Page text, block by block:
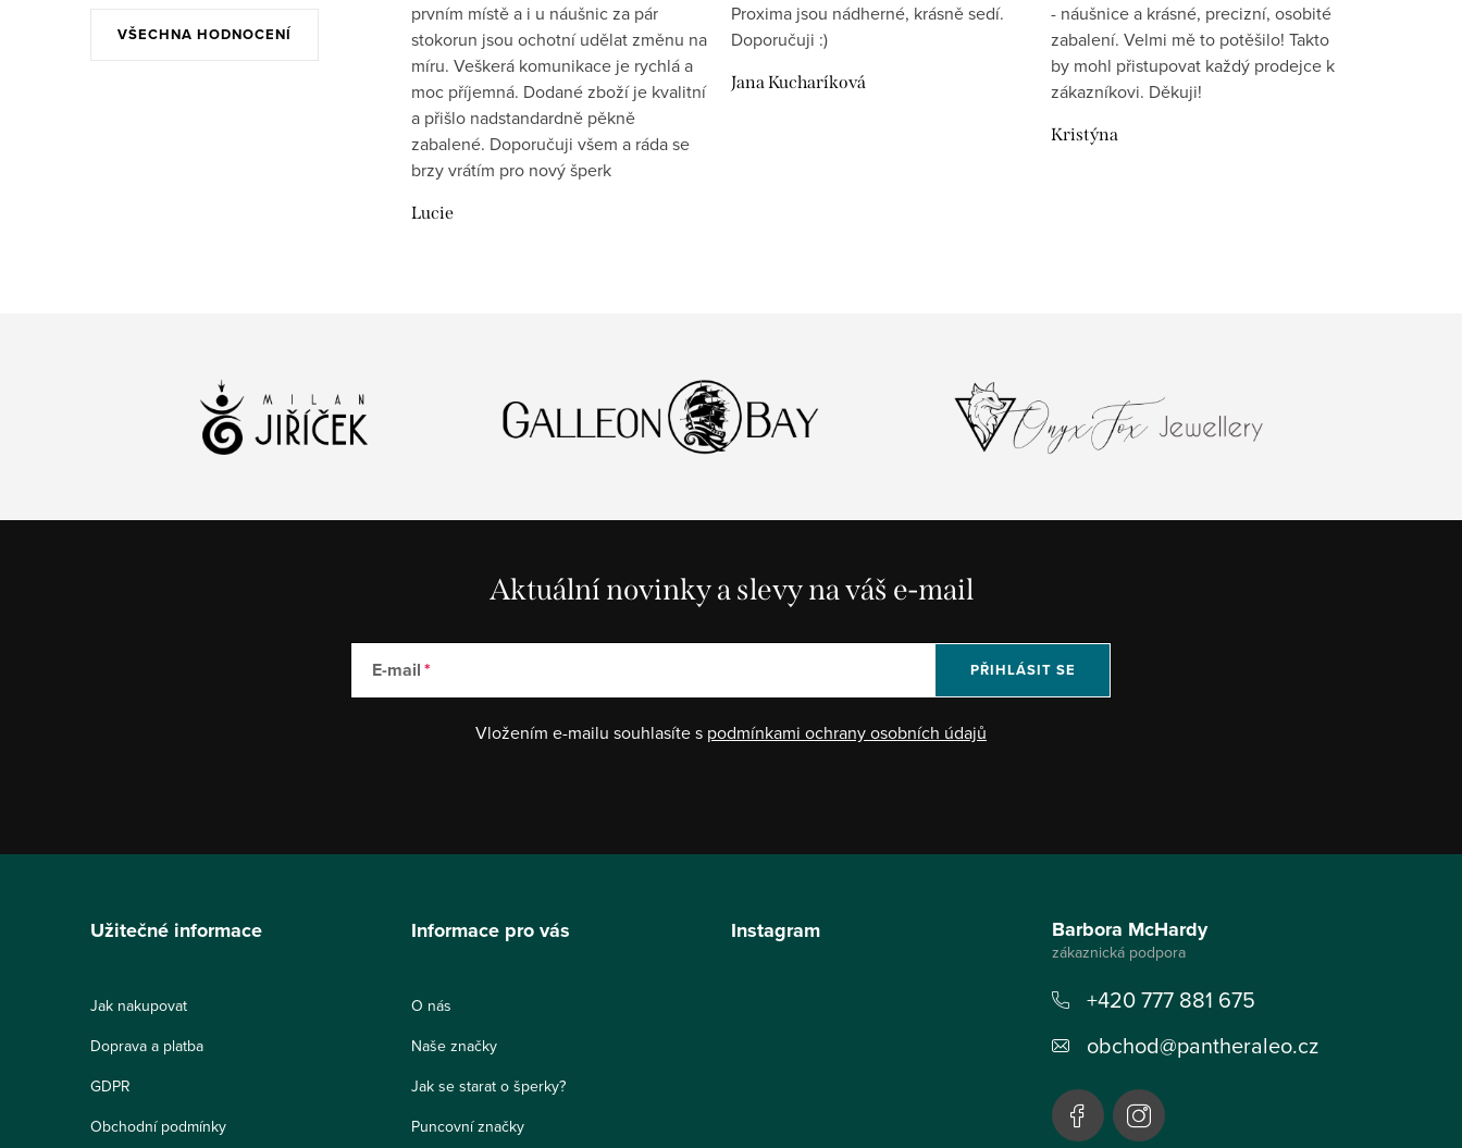
VŠECHNA HODNOCENÍ
prvním místě a i u náušnic za pár
stokorun jsou ochotní udělat změnu na
míru. Veškerá komunikace je rychlá a
moc příjemná. Dodané zboží je kvalitní
a přišlo nadstandardně pěkně
zabalené. Doporučuji všem a ráda se
brzy vrátím pro nový šperk
Lucie
Proxima jsou nádherné, krásně sedí.
Doporučuji :)
Jana Kucharíková
- náušnice a krásné, precizní, osobité
zabalení. Velmi mě to potěšilo! Takto
by mohl přistupovat každý prodejce k
zákazníkovi. Děkuji!
Kristýna
Aktuální novinky a slevy na váš e-mail
E-mail
Vložením e-mailu souhlasíte s podmínkami ochrany osobních údajů
PŘIHLÁSIT SE
Užitečné informace
Jak nakupovat
Doprava a platba
GDPR
Obchodní podmínky
Informace pro vás
O nás
Naše značky
Jak se starat o šperky?
Puncovní značky
Instagram Barbora McHardy
+420 777 881 675
obchod@pantheraleo.cz